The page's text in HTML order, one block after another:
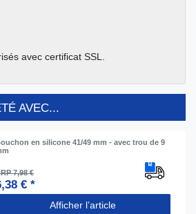
avec certificat SSL.
AVEC...
en silicone 41/49 mm - avec trou de 9
7,98 €
€ *
Afficher l’article